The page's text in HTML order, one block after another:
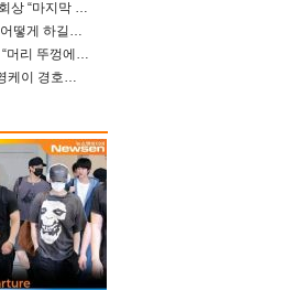
차인표 동생 구강암 사망 회상 “마지막 순간 동생 손 잡아준 신애라, 두고두고 고마워” (신애라이프)
이지아, 48세 생일‥관리 어떻게 하길래 놀라운 동안 미모
‘SK하이닉스 275층’ 미자 “머리 뚜껑에서 사, 주식만 안 해도 돈 버는 것”
허남준도 놀란 데이식스 영케이 경호원병 과거 “그냥 돌았던 놈”